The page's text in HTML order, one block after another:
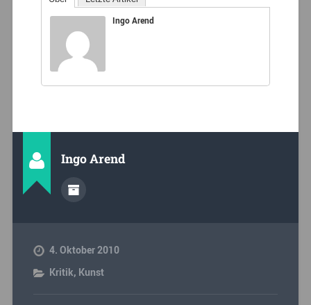
Ingo Arend
Ingo Arend
4. Oktober 2010
Kritik, Kunst